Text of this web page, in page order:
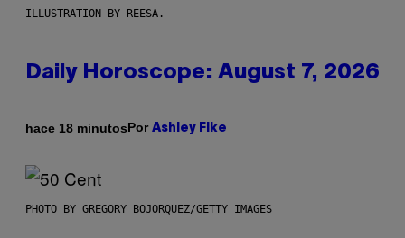
ILLUSTRATION BY REESA.
Daily Horoscope: August 7, 2026
hace 18 minutosPor Ashley Fike
PHOTO BY GREGORY BOJORQUEZ/GETTY IMAGES